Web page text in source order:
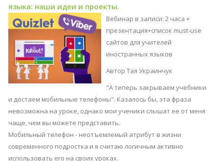
языка: наши идеи и проекты.
Вебинар в записи: 2 часа +
презентация+список must-use
сайтов для учителей
иностранных языков
Автор Тая Украинчук
"А теперь закрываем учебники
и достаем мобильные телефоны". Казалось бы, эта фраза
невозможна на уроке, однако мои ученики слышат ее от меня
чаще, чем вы можете представить.
Мобильный телефон - неотъемлемый атрибут в жизни
современного подростка и я считаю логичным активно
использовать его на своих уроках.